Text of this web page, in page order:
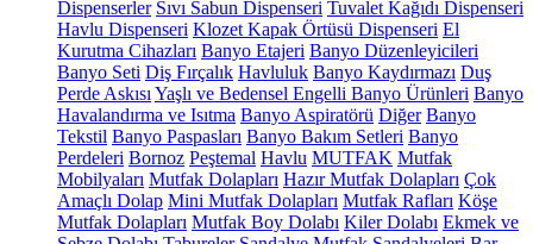
Dispenserler Sıvı Sabun Dispenseri Tuvalet Kağıdı Dispenseri
Havlu Dispenseri Klozet Kapak Örtüsü Dispenseri El
Kurutma Cihazları Banyo Etajeri Banyo Düzenleyicileri
Banyo Seti Diş Fırçalık Havluluk Banyo Kaydırmazı Duş
Perde Askısı Yaşlı ve Bedensel Engelli Banyo Ürünleri Banyo
Havalandırma ve Isıtma Banyo Aspiratörü Diğer Banyo
Tekstil Banyo Paspasları Banyo Bakım Setleri Banyo
Perdeleri Bornoz Peştemal Havlu MUTFAK Mutfak
Mobilyaları Mutfak Dolapları Hazır Mutfak Dolapları Çok
Amaçlı Dolap Mini Mutfak Dolapları Mutfak Rafları Köşe
Mutfak Dolapları Mutfak Boy Dolabı Kiler Dolabı Ekmek ve